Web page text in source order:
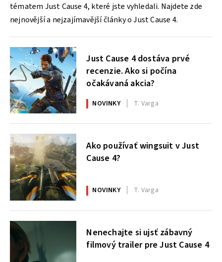
tématem Just Cause 4, které jste vyhledali. Najdete zde
nejnovější a nejzajímavější články o Just Cause 4.
Just Cause 4 dostáva prvé
recenzie. Ako si počína
očakávaná akcia?
NOVINKY T. Varga
Ako používať wingsuit v Just
Cause 4?
NOVINKY T. Varga
Nenechajte si ujsť zábavný
filmový trailer pre Just Cause 4